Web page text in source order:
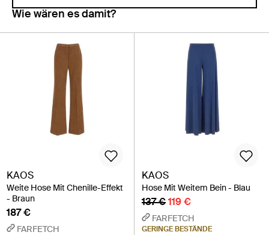
Wie wären es damit?
KAOS
Weite Hose Mit Chenille-Effekt
- Braun
187 €
FARFETCH
KAOS
Hose Mit Weitem Bein - Blau
137 €119 €
FARFETCH
GERINGE BESTÄNDE